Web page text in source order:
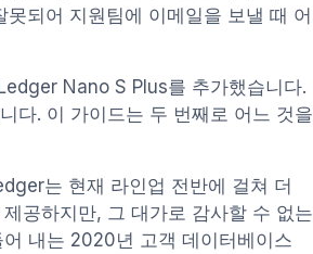
되어 지원팀에 이메일을 보낼 때 어
Nano S Plus를 추가했습니다.
다. 이 가이드는 두 번째로 어느 것을
는 현재 라인업 전반에 걸쳐 더
공하지만, 그 대가로 감사할 수 없는
내는 2020년 고객 데이터베이스